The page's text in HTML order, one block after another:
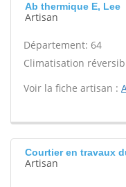
Ab thermique E, Lee
Artisan
Département: 64
Climatisation
Voir la fiche artisan :
Courtier en travaux
Artisan